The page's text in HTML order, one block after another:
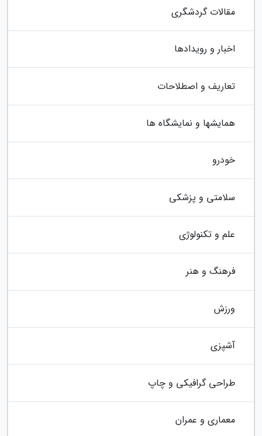
مقالات گردشگری
اخبار و رویدادها
تعاریف و اصطلاحات
همایشها و نمایشگاه ها
خودرو
سلامتی و پزشکی
علم و تکنولوژی
فرهنگ و هنر
ورزش
آشپزی
طراحی گرافیکی و چاپ
معماری و عمران